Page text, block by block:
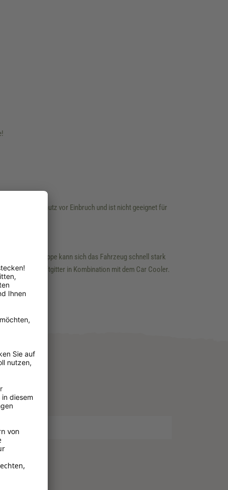
keinen Schutz vor Einbruch und ist nicht geeignet für
kann sich das Fahrzeug schnell stark
zwei Frischluftgitter in Kombination mit dem Car Cooler.